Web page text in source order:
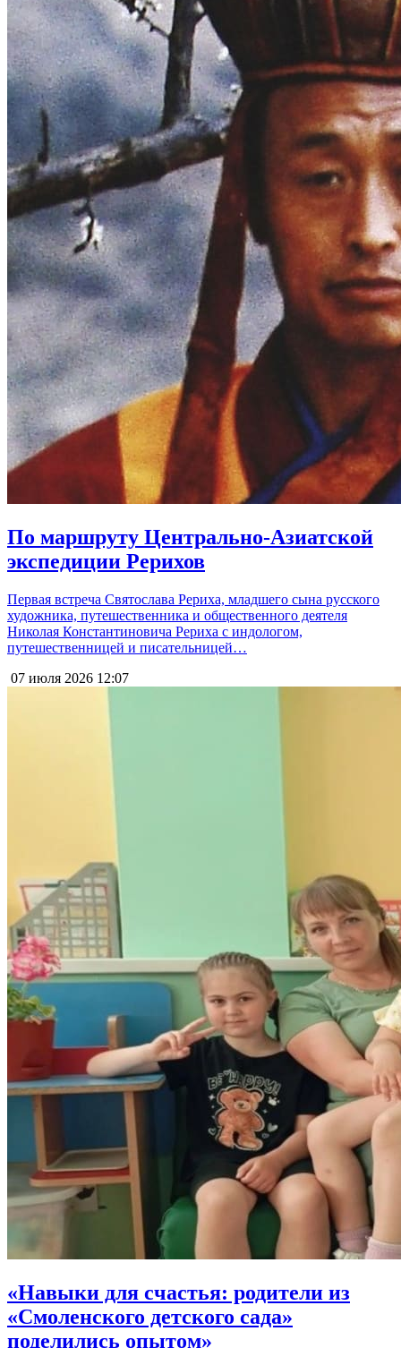
По маршруту Центрально-Азиатской
экспедиции Рерихов
Первая встреча Святослава Рериха, младшего сына русского
художника, путешественника и общественного деятеля
Николая Константиновича Рериха с индологом,
путешественницей и писательницей…
07 июля 2026 12:07
«Навыки для счастья: родители из
«Смоленского детского сада»
поделились опытом»